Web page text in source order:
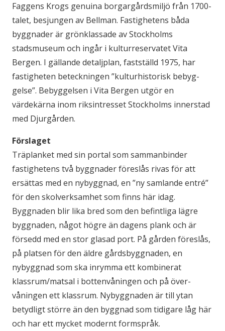
Faggens Krogs genuina borgargårdsmiljö från 1700-
talet, besjungen av Bellman. Fastighetens båda
byggnader är grönklassade av Stockholms
stadsmuseum och ingår i kulturreservatet Vita
Bergen. I gällande detaljplan, fastställd 1975, har
fastigheten beteckningen ”kulturhistorisk bebyg­
gelse”. Bebyggelsen i Vita Bergen utgör en
värdekärna inom riksintresset Stockholms innerstad
med Djurgården.
Förslaget
Träplanket med sin portal som sammanbinder
fastighetens två byggnader föreslås rivas för att
ersättas med en nybyggnad, en ”ny samlande entré”
för den skolverksamhet som finns här idag.
Byggnaden blir lika bred som den befintliga lägre
byggnaden, något högre än dagens plank och är
försedd med en stor glasad port. På gården föreslås,
på platsen för den äldre gårdsbyggnaden, en
nybyggnad som ska inrymma ett kombinerat
klassrum/matsal i bottenvåningen och på över­
våningen ett klassrum. Nybyggnaden är till ytan
betydligt större än den byggnad som tidigare låg här
och har ett mycket modernt formspråk.